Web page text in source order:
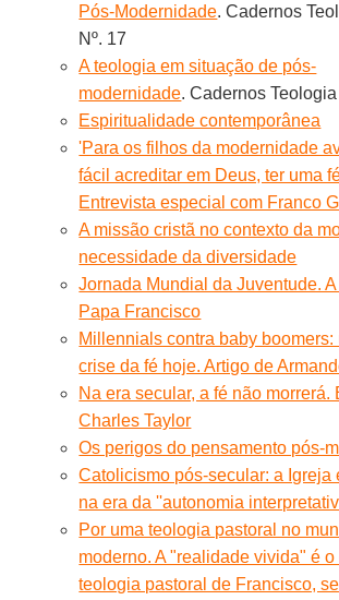
Pós-Modernidade. Cadernos
Nº. 17
A teologia em situação de pós-
modernidade. Cadernos
Espiritualidade contemporânea
'Para os filhos da modernidade
fácil acreditar em Deus, ter uma
Entrevista especial com Franco
A missão cristã no contexto da
necessidade da diversidade
Jornada Mundial da Juventude.
Papa Francisco
Millennials contra baby
crise da fé hoje. Artigo de
Na era secular, a fé não morrerá.
Charles Taylor
Os perigos do pensamento pós-
Catolicismo pós-secular: a Igreja
na era da ''autonomia
Por uma teologia pastoral no
moderno. A "realidade vivida" é o
teologia pastoral de Francisco,